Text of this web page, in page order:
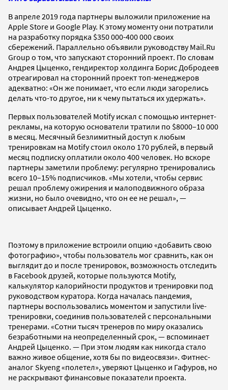
В апреле 2019 года партнеры выложили приложение на
Apple Store и Google Play. К этому моменту они потратили
на разработку порядка $350 000-400 000 своих
сбережений. Параллельно объявили руководству Mail.Ru
Group о том, что запускают сторонний проект. По словам
Андрея Цыценко, гендиректор холдинга Борис Добродеев
отреагировал на сторонний проект топ-менеджеров
адекватно: «Он же понимает, что если люди загорелись
делать что-то другое, ни к чему пытаться их удержать».
Первых пользователей Motify искал с помощью интернет-
рекламы, на которую основатели тратили по $8000–10 000
в месяц. Месячный безлимитный доступ к любым
тренировкам на Motify стоил около 170 рублей, в первый
месяц подписку оплатили около 400 человек. Но вскоре
партнеры заметили проблему: регулярно тренировались
всего 10–15% подписчиков. «Мы хотели, чтобы сервис
решал проблему ожирения и малоподвижного образа
жизни, но было очевидно, что он ее не решал», —
описывает Андрей Цыценко.
Поэтому в приложение встроили опцию «добавить свою
фотографию», чтобы пользователь мог сравнить, как он
выглядит до и после тренировок, возможность отследить
в Facebook друзей, которые пользуются Motify,
калькулятор калорийности продуктов и тренировки под
руководством куратора. Когда началась пандемия,
партнеры воспользовались моментом и запустили live-
тренировки, соединив пользователей с персональными
тренерами. «Сотни тысяч тренеров по миру оказались
безработными на неопределенный срок, — вспоминает
Андрей Цыценко. — При этом людям как никогда стало
важно живое общение, хотя бы по видеосвязи». Фитнес-
аналог Skyeng «полетел», уверяют Цыценко и Гафуров, но
не раскрывают финансовые показатели проекта.